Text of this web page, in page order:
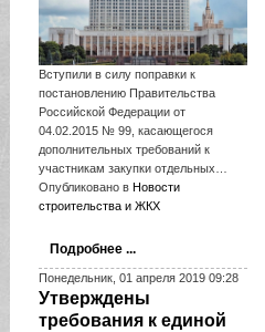
Вступили в силу поправки к
постановлению Правительства
Российской Федерации от
04.02.2015 № 99, касающегося
дополнительных требований к
участникам закупки отдельных…
Опубликовано в Новости
строительства и ЖКХ
Подробнее ...
Понедельник, 01 апреля 2019 09:28
Утверждены
требования к единой